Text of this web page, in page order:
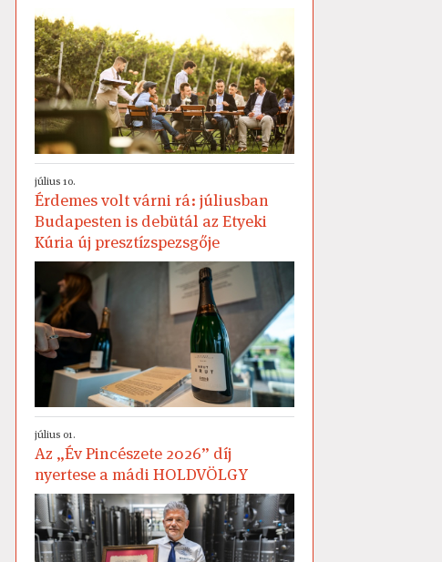
július 10.
Érdemes volt várni rá: júliusban
Budapesten is debütál az Etyeki
Kúria új presztízspezsgője
július 01.
Az „Év Pincészete 2026” díj
nyertese a mádi HOLDVÖLGY